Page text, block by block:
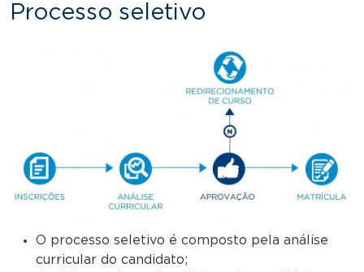
Processo seletivo
O processo seletivo é composto pela análise
curricular do candidato;